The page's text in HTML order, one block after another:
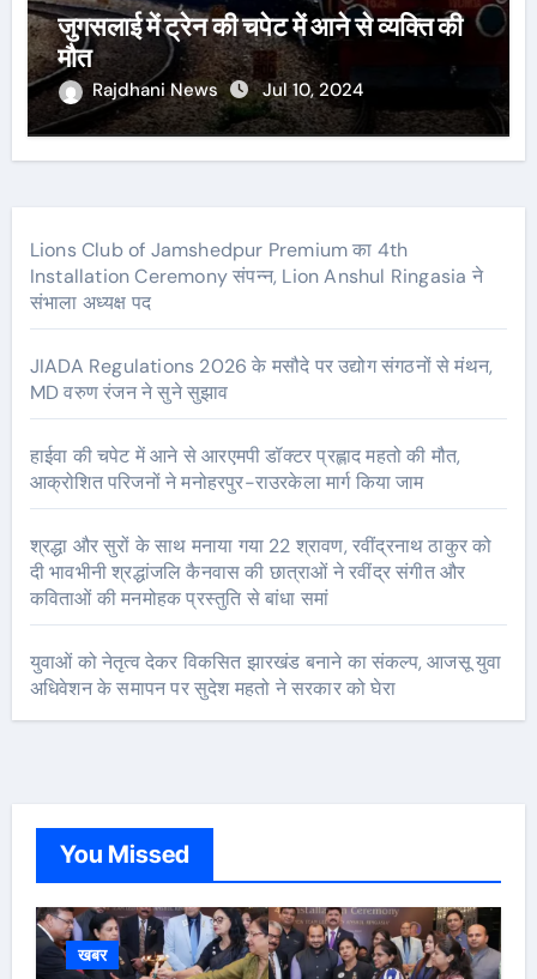
जुगसलाई में ट्रेन की चपेट में आने से व्यक्ति की
मौत
Rajdhani News Jul 10, 2024
Lions Club of Jamshedpur Premium का 4th
Installation Ceremony संपन्न, Lion Anshul Ringasia ने
संभाला अध्यक्ष पद
JIADA Regulations 2026 के मसौदे पर उद्योग संगठनों से मंथन,
MD वरुण रंजन ने सुने सुझाव
हाईवा की चपेट में आने से आरएमपी डॉक्टर प्रह्लाद महतो की मौत,
आक्रोशित परिजनों ने मनोहरपुर-राउरकेला मार्ग किया जाम
श्रद्धा और सुरों के साथ मनाया गया 22 श्रावण, रवींद्रनाथ ठाकुर को
दी भावभीनी श्रद्धांजलि कैनवास की छात्राओं ने रवींद्र संगीत और
कविताओं की मनमोहक प्रस्तुति से बांधा समां
युवाओं को नेतृत्व देकर विकसित झारखंड बनाने का संकल्प, आजसू युवा
अधिवेशन के समापन पर सुदेश महतो ने सरकार को घेरा
You Missed
खबर